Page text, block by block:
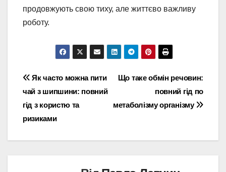
продовжують свою тиху, але життєво важливу
роботу.
Навігація
записів
Що таке обмін речовин:
повний гід по
метаболізму організму
Як часто можна пити
чай з шипшини: повний
гід з користю та
ризиками